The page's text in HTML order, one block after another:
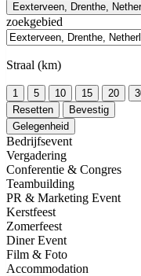
Eexterveen, Drenthe,
zoekgebied
Straal (km)
1 5 10 15 20
Resetten
Bevestig
Gelegenheid
Bedrijfsevent
Vergadering
Conferentie & Congres
Teambuilding
PR & Marketing Event
Kerstfeest
Zomerfeest
Diner Event
Film & Foto
Accommodation